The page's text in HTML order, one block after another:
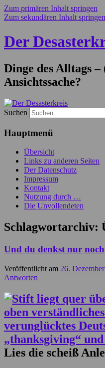
Zum primären Inhalt springen
Zum sekundären Inhalt springen
Der
Dinge des Alltags –
Ansichtssache?
Suchen
Hauptmenü
Übersicht
Links zu anderen Seiten
Der Datenschutz
Impressum
Kontakt
Nutzung durch …
Die Unvollendeten
Schlagwortarchiv:
Und du denkst nur
Veröffentlicht am 26.
Antworten
Lies die scheiß